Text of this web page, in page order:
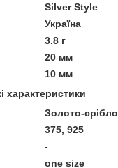
Silver Style
Україна
3.8 г
20 мм
10 мм
характеристики
Золото-срібло
375, 925
-
one size